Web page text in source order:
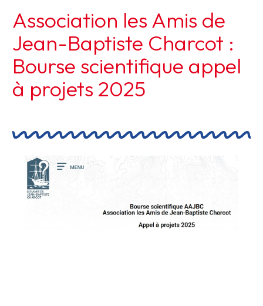
Association les Amis de
Jean-Baptiste Charcot :
Bourse scientifique appel
à projets 2025